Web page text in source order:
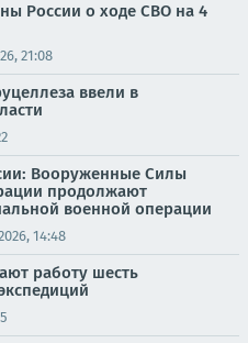
России о ходе СВО на 4
21:08
ввели в
Вооруженные Силы
продолжают
военной операции
14:48
работу шесть